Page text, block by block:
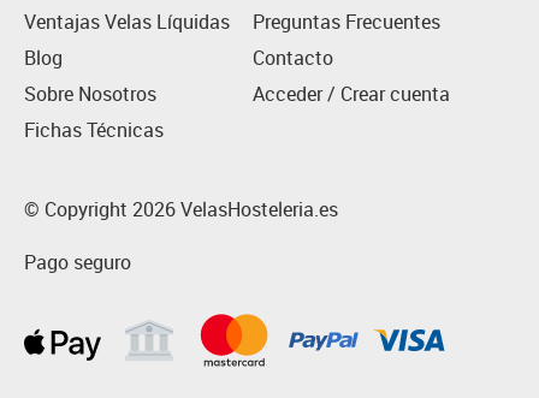
Ventajas Velas Líquidas
Preguntas Frecuentes
Blog
Contacto
Sobre Nosotros
Acceder / Crear cuenta
Fichas Técnicas
© Copyright 2026 VelasHosteleria.es
Pago seguro